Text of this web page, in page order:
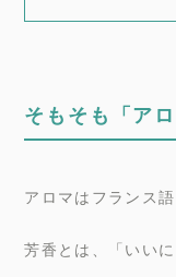
そもそも「ア
アロマはフランス
芳香とは、「いい